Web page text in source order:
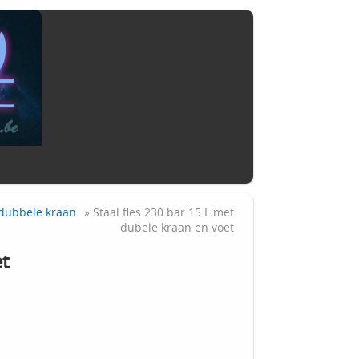
kraan
» Staal fles 230 bar 15 L met
dubele kraan en voet